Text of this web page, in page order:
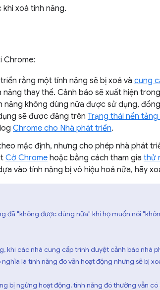
xoá tính năng.
Chrome:
rằng một tính năng sẽ bị xoá và cung
thay thế. Cảnh báo sẽ xuất hiện trong
năng không dùng nữa được sử dụng,
sẽ được đăng trên Trạng thái nền
Chrome cho Nhà phát triển.
mặc định, nhưng cho phép nhà phát
Cờ Chrome hoặc bằng cách tham gia thử
vào tính năng bị vô hiệu hoá nữa, hãy
đã "không được dùng nữa" khi họ muốn nói
khi các nhà cung cấp trình duyệt cảnh báo nhà
là tính năng đó vẫn hoạt động nhưng sẽ bị
bị ngừng hoạt động, tính năng đó thường vẫn có